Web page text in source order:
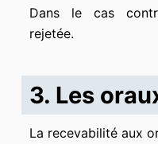
Dans le cas
rejetée.
3. Les
La recevabilité aux